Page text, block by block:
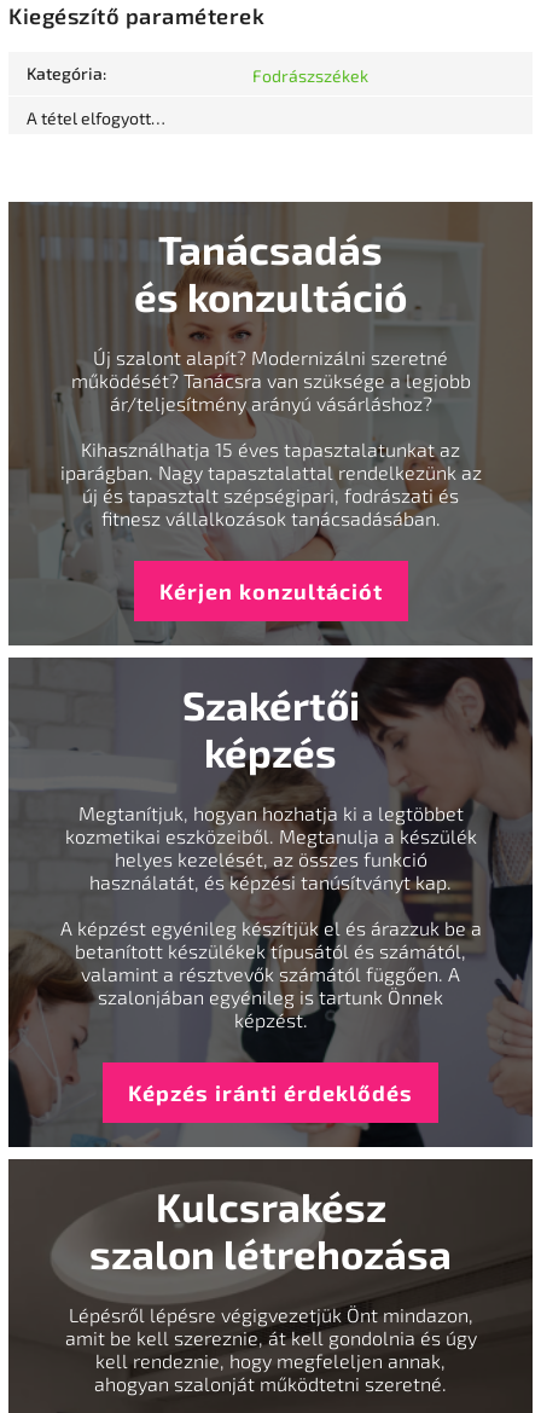
Kiegészítő paraméterek
Kategória: Fodrászszékek
A tétel elfogyott…
Tanácsadás
és konzultáció
Új szalont alapít? Modernizálni szeretné
működését? Tanácsra van szüksége a legjobb
ár/teljesítmény arányú vásárláshoz?
Kihasználhatja 15 éves tapasztalatunkat az
iparágban. Nagy tapasztalattal rendelkezünk az
új és tapasztalt szépségipari, fodrászati és
fitnesz vállalkozások tanácsadásában.
Kérjen konzultációt
Szakértői
képzés
Megtanítjuk, hogyan hozhatja ki a legtöbbet
kozmetikai eszközeiből. Megtanulja a készülék
helyes kezelését, az összes funkció
használatát, és képzési tanúsítványt kap.
A képzést egyénileg készítjük el és árazzuk be a
betanított készülékek típusától és számától,
valamint a résztvevők számától függően. A
szalonjában egyénileg is tartunk Önnek
képzést.
Képzés iránti érdeklődés
Kulcsrakész
szalon létrehozása
Lépésről lépésre végigvezetjük Önt mindazon,
amit be kell szereznie, át kell gondolnia és úgy
kell rendeznie, hogy megfeleljen annak,
ahogyan szalonját működtetni szeretné.